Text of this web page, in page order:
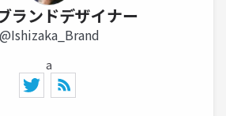
ランドデザイナー
@Ishizaka_Brand
a